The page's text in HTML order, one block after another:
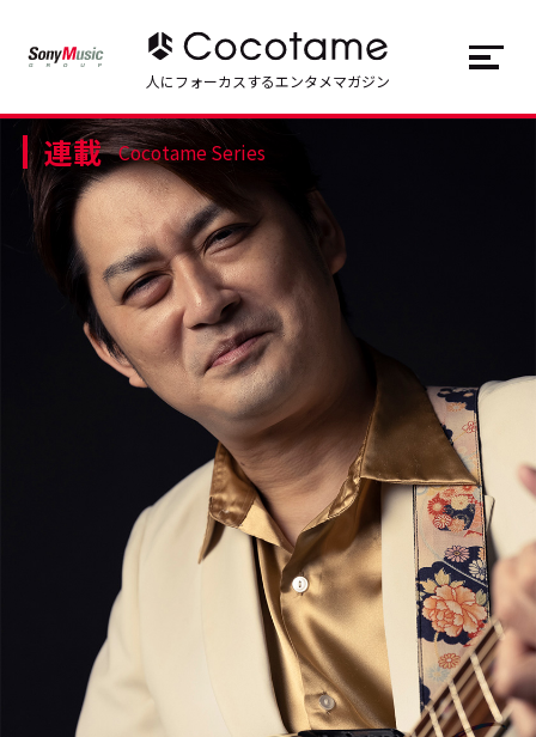
トップ Top
記事一覧 Articles
連載一覧 Series
Cocotameとは About
#エンタメ業界のちょっといい話
#サステナブルな取り組み #スタッフが語る
#リクルート
JP EN
人にフォーカスするエンタメマガジン
連載 Cocotame Series